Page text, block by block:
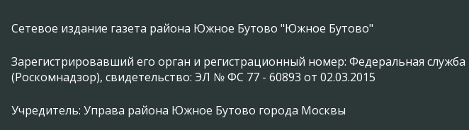
Сетевое издание газета района Южное Бутово "Южное Бутово"
Зарегистрировавший его орган и регистрационный номер: Федеральная
(Роскомнадзор), свидетельство: ЭЛ № ФС 77 - 60893 от 02.03.2015
Учредитель: Управа района Южное Бутово города Москвы